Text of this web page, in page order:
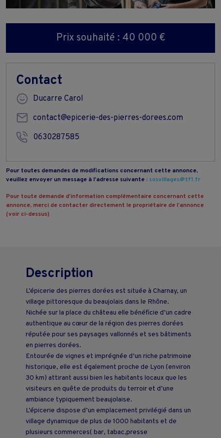
Prix souhaité : 40 000 €
Contact
Ducarre Carol
contact@epicerie-des-pierres-dorees.com
0630287585
Pour toutes demandes de modifications concernant cette annonce,
veuillez envoyer un message à l’adresse suivante : sosvillages@tf1.fr
Pour toute demande d’information complémentaire concernant cette
annonce, merci de contacter directement le propriétaire de l’annonce
(voir ci-dessus)
Description
L’épicerie des pierres dorées est située à Charnay, un
village pittoresque du beaujolais dans le Rhône.
Nichée sur la place du château elle bénéficie d’un cadre
authentique au cœur de la région des pierres dorées
réputée pour ses paysages vallonnés et ses bâtiments
en pierres dorées.
Entourée de vignes et imprégnée d’un riche patrimoine
historique, elle est également proche de Lyon (environ
30 km) attirant aussi bien les habitants locaux que les
visiteurs en quête de produits du terroir et d’une
ambiance typiquement beaujolaise.
L’épicerie dispose d’un emplacement privilégié dans un
village dynamique de plus de 1000 habitants et de
plusieurs commerces( bar, tabac,presse